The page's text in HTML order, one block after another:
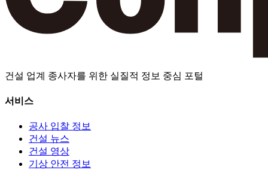
건설 업계 종사자를 위한 실질적 정보 중심 포털
서비스
공사 입찰 정보
건설 뉴스
건설 영상
기상 안전 정보